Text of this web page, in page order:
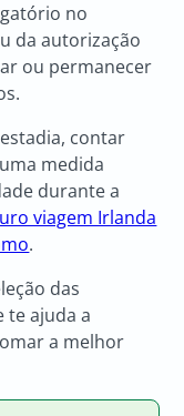
no
da autorização
ou permanecer
contar
medida
durante a
viagem Irlanda
.
das
te ajuda a
a melhor